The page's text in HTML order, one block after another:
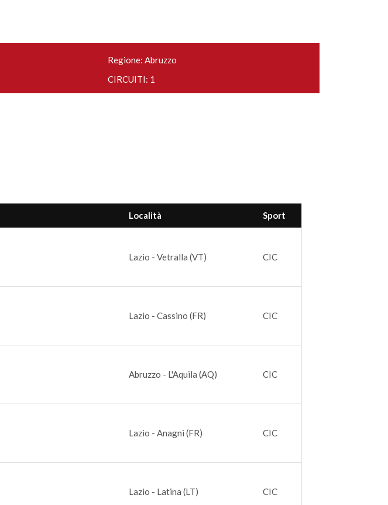
Regione: Abruzzo
CIRCUITI: 1
Località Sport
Lazio - Vetralla (VT) CIC
Lazio - Cassino (FR) CIC
Abruzzo - L'Aquila (AQ) CIC
Lazio - Anagni (FR) CIC
Lazio - Latina (LT) CIC